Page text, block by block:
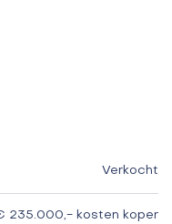
Verkocht
235.000,- kosten koper